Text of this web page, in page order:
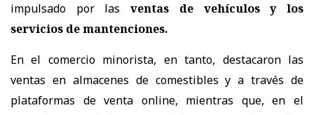
impulsado por lasventas de vehículos y los
servicios de mantenciones.
En el comercio minorista, en tanto, destacaron las
ventas en almacenes de comestibles y a través de
plataformas de venta online, mientras que, en el